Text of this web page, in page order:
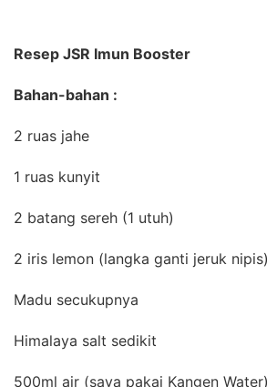
Resep JSR Imun Booster
Bahan-bahan :
2 ruas jahe
1 ruas kunyit
2 batang sereh (1 utuh)
2 iris lemon (langka ganti jeruk nipis)
Madu secukupnya
Himalaya salt sedikit
500ml air (saya pakai Kangen Water)